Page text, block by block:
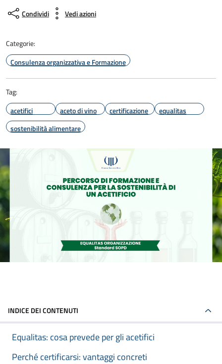
Condividi Vedi azioni
Categorie:
Consulenza organizzativa e Formazione
Tag:
acetifici
aceto di vino certificazione
equalitas
sostenibilità alimentare
INDICE DEI CONTENUTI
Equalitas: cosa prevede per gli acetifici
Perché certificarsi: vantaggi concreti